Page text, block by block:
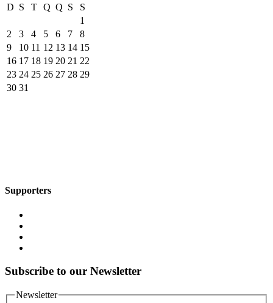
D S T Q Q S
S
1
2
3 4 5 6 7
8
9
10 11 12 13 14 15
16 17 18 19 20 21 22
23 24 25 26 27 28 29
30 31
Supporters
Subscribe to our Newsletter
Newsletter